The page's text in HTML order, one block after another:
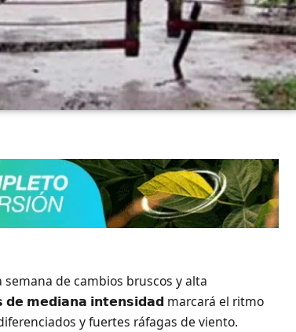
de cambios bruscos y alta
𝗱𝗲 𝗺𝗲𝗱𝗶𝗮𝗻𝗮 𝗶𝗻𝘁𝗲𝗻𝘀𝗶𝗱𝗮𝗱 marcará el ritmo
y fuertes ráfagas de viento.